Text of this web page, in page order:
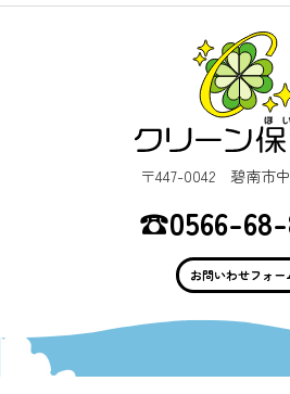
〒447-0042 碧南市
☎︎0566-68-
お問いわせフォー